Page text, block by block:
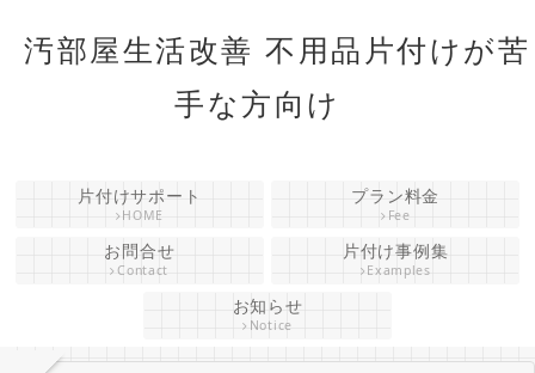
汚部屋生活改善 不用品片付けが苦
手な方向け
片付けサポート
HOME
プラン料金
Fee
お問合せ
Contact
片付け事例集
Examples
お知らせ
Notice